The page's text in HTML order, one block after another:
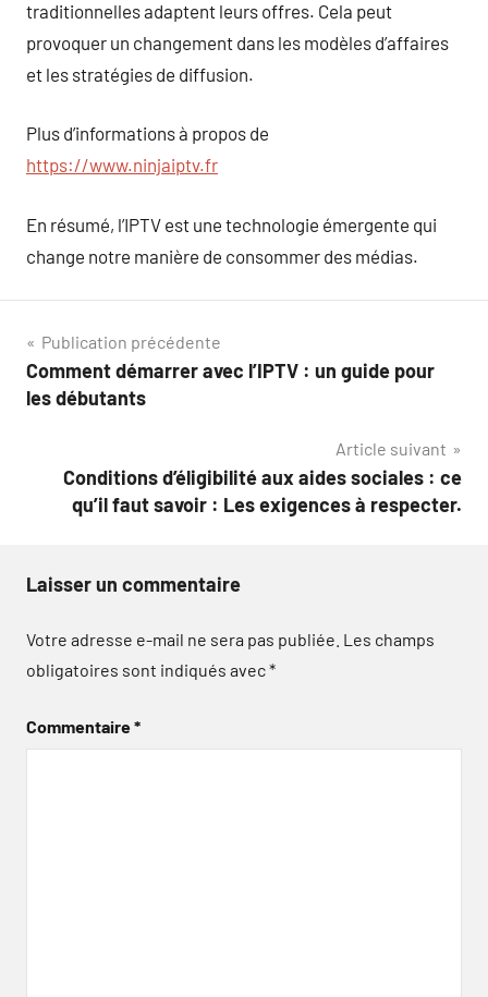
traditionnelles adaptent leurs offres. Cela peut
provoquer un changement dans les modèles d’affaires
et les stratégies de diffusion.
Plus d’informations à propos de
https://www.ninjaiptv.fr
En résumé, l’IPTV est une technologie émergente qui
change notre manière de consommer des médias.
Navigation
de
Publication précédente
Comment démarrer avec l’IPTV : un guide pour
les débutants
Article suivant
Conditions d’éligibilité aux aides sociales : ce
qu’il faut savoir : Les exigences à respecter.
Laisser un commentaire
Votre adresse e-mail ne sera pas publiée. Les champs
obligatoires sont indiqués avec*
Commentaire*